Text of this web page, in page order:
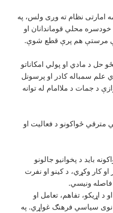
امارتى نظام ته وږى ولس، په
محلي قوماندانان او
مرستې هم پرې قطع شوې.
د مادي او پولي امکاناتو
علم سمباله کادر او پرسونل
د جمات د ملاامام له توانه
مترقي ځواکونو د فعاليت او
بايد د پخوانيو جالونو
کار وکړي، د کينو او نفرت
فاصله ونيسي.
اړيکو، تفاهم، تعامل او
نوى سياسي فرهنګ غواړي. په